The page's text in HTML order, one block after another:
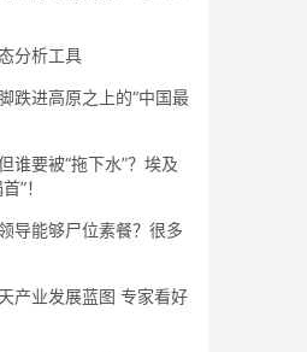
分析工具
跌进高原之上的“中国最
谁要被“拖下水”？埃及
”！
导能够尸位素餐？很多
产业发展蓝图 专家看好